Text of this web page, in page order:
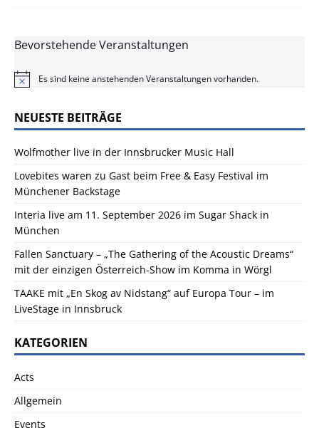
Bevorstehende Veranstaltungen
H
w
e
s
Es sind keine anstehenden Veranstaltungen vorhanden.
NEUESTE BEITRÄGE
Wolfmother live in der Innsbrucker Music Hall
Lovebites waren zu Gast beim Free & Easy Festival im
Münchener Backstage
Interia live am 11. September 2026 im Sugar Shack in
München
Fallen Sanctuary – „The Gathering of the Acoustic Dreams“
mit der einzigen Österreich-Show im Komma in Wörgl
TAAKE mit „En Skog av Nidstang“ auf Europa Tour – im
LiveStage in Innsbruck
KATEGORIEN
Acts
Allgemein
Events